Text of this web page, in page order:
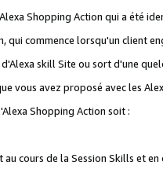
Shopping Action qui a été
commence lorsqu'un client
skill Site ou sort d'une
vous avez proposé avec les
Shopping Action soit :
cours de la Session Skills et